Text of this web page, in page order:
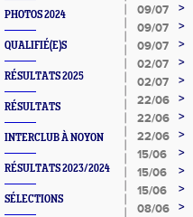
PHOTOS 2024
QUALIFIÉ(E)S
RÉSULTATS 2025
RÉSULTATS
INTERCLUB À NOYON
RÉSULTATS 2023/2024
SÉLECTIONS
09/07
>
09/07
>
09/07
>
02/07
>
02/07 >
22/06
>
22/06
>
22/06
>
15/06 >
15/06
>
15/06
>
08/06 >